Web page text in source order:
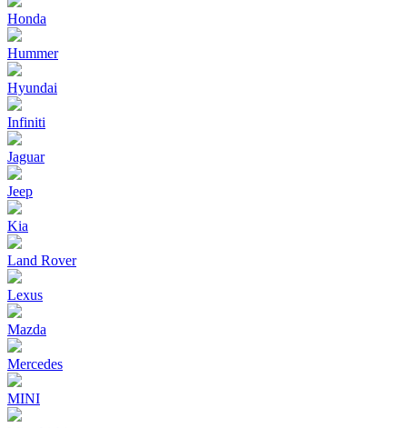
Honda
Hummer
Hyundai
Infiniti
Jaguar
Jeep
Kia
Land Rover
Lexus
Mazda
Mercedes
MINI